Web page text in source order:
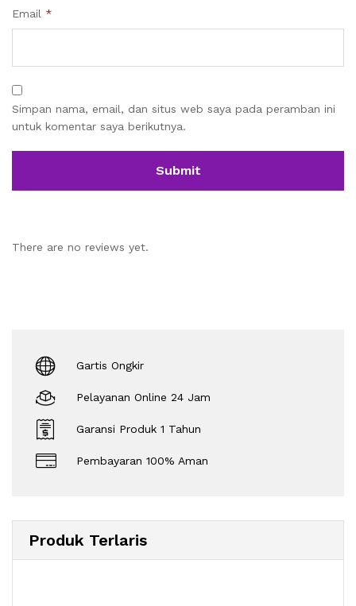
Email *
Simpan nama, email, dan situs web saya pada peramban ini
untuk komentar saya berikutnya.
There are no reviews yet.
Gartis Ongkir
Pelayanan Online 24 Jam
Garansi Produk 1 Tahun
Pembayaran 100% Aman
Produk Terlaris